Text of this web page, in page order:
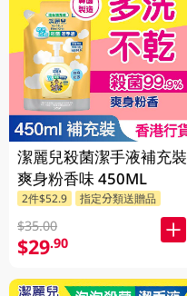
潔麗兒殺菌潔手液補充裝
爽身粉香味 450ML
2件$52.9 指定分類送贈品
$35.00
$29.90